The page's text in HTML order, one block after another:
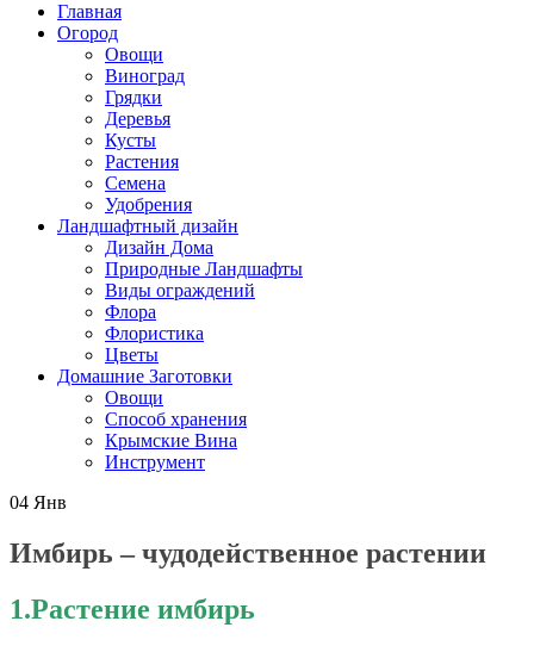
Главная
Огород
Овощи
Виноград
Грядки
Деревья
Кусты
Растения
Семена
Удобрения
Ландшафтный дизайн
Дизайн Дома
Природные Ландшафты
Виды ограждений
Флора
Флористика
Цветы
Домашние Заготовки
Овощи
Способ хранения
Крымские Вина
Инструмент
04 Янв
Имбирь – чудодейственное растении
1.Растение имбирь